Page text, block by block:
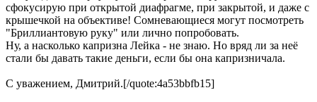
сфокусирую при открытой диафрагме, при закрытой, и даже с
крышечкой на объективе! Сомневающиеся могут посмотреть
"Бриллиантовую руку" или лично попробовать.
Ну, а насколько капризна Лейка - не знаю. Но вряд ли за неё
стали бы давать такие деньги, если бы она капризничала.
С уважением, Дмитрий.[/quote:4a53bbfb15]